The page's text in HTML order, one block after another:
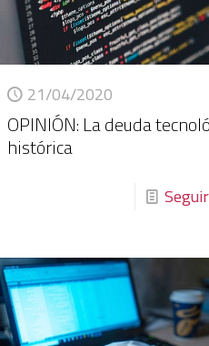
21/04/2020
OPINIÓN: La deuda
histórica